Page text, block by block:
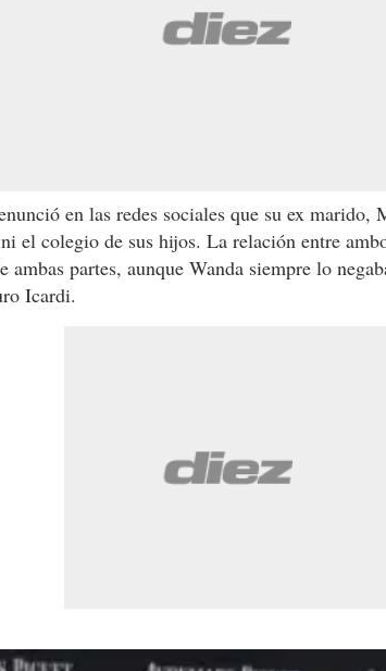
en las redes sociales que su ex
el colegio de sus hijos. La relación entre
ambas partes, aunque Wanda siempre lo
Icardi.